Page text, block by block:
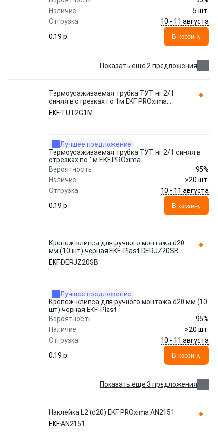
Наличие
5 шт.
Отгрузка
10 - 11 августа
0.19 p.
В корзину
Показать еще 2 предложения
Термоусаживаемая трубка ТУТ нг 2/1
синяя в отрезках по 1м EKF PROxima
TUT2G1M
EKFTUT2G1M
Лучшее предложение
Термоусаживаемая трубка ТУТ нг 2/1 синяя в
отрезках по 1м EKF PROxima
Вероятность
95%
Наличие
>20 шт.
Отгрузка
10 - 11 августа
0.19 p.
В корзину
Крепеж-клипса для ручного монтажа d20
мм (10 шт) черная EKF-Plast DERJZ20SB
EKF DERJZ20SB
Лучшее предложение
Крепеж-клипса для ручного монтажа d20 мм (10
шт) черная EKF-Plast
Вероятность
95%
Наличие
>20 шт.
Отгрузка
10 - 11 августа
0.19 p.
В корзину
Показать еще 3 предложения
Наклейка L2 (d20) EKF PROxima AN2151
EKFAN2151